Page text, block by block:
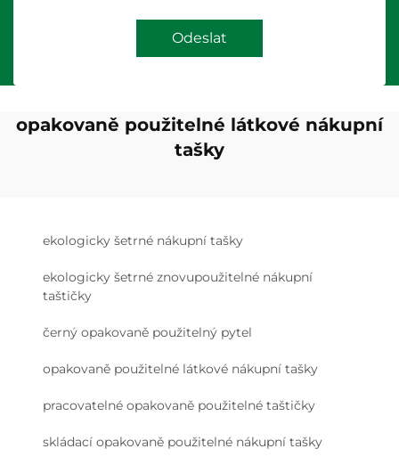
Odeslat
opakovaně použitelné látkové nákupní
tašky
ekologicky šetrné nákupní tašky
ekologicky šetrné znovupoužitelné nákupní
taštičky
černý opakovaně použitelný pytel
opakovaně použitelné látkové nákupní tašky
pracovatelné opakovaně použitelné taštičky
skládací opakovaně použitelné nákupní tašky